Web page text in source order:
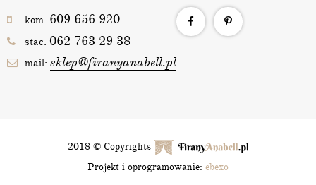
kom. 609 656 920
stac. 062 763 29 38
mail: sklep@firanyanabell.pl
2018 © Copyrights
Projekt i oprogramowanie: ebexo